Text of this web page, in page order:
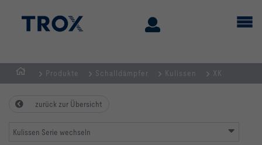
Home
Produkte Schalldämpfer Kulissen XK
zurück zur Übersicht
Kulissen Serie wechseln